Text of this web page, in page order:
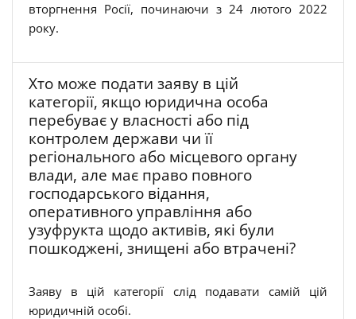
вторгнення Росії, починаючи з 24 лютого 2022
року.
Хто може подати заяву в цій
категорії, якщо юридична особа
перебуває у власності або під
контролем держави чи її
регіонального або місцевого органу
влади, але має право повного
господарського відання,
оперативного управління або
узуфрукта щодо активів, які були
пошкоджені, знищені або втрачені?
Заяву в цій категорії слід подавати самій цій
юридичній особі.